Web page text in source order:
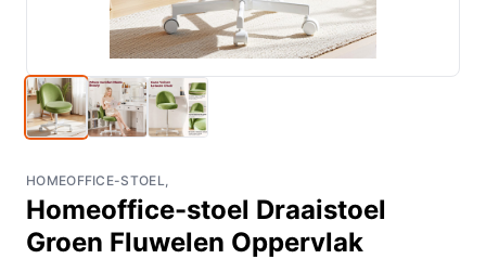
HOMEOFFICE-STOEL,
Homeoffice-stoel Draaistoel
Groen Fluwelen Oppervlak